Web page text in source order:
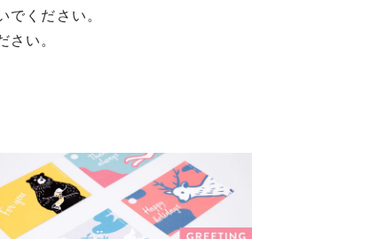
でください。
さい。